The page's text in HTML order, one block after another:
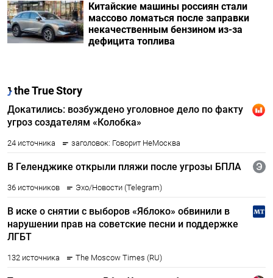
Китайские машины россиян стали
массово ломаться после заправки
некачественным бензином из-за
дефицита топлива